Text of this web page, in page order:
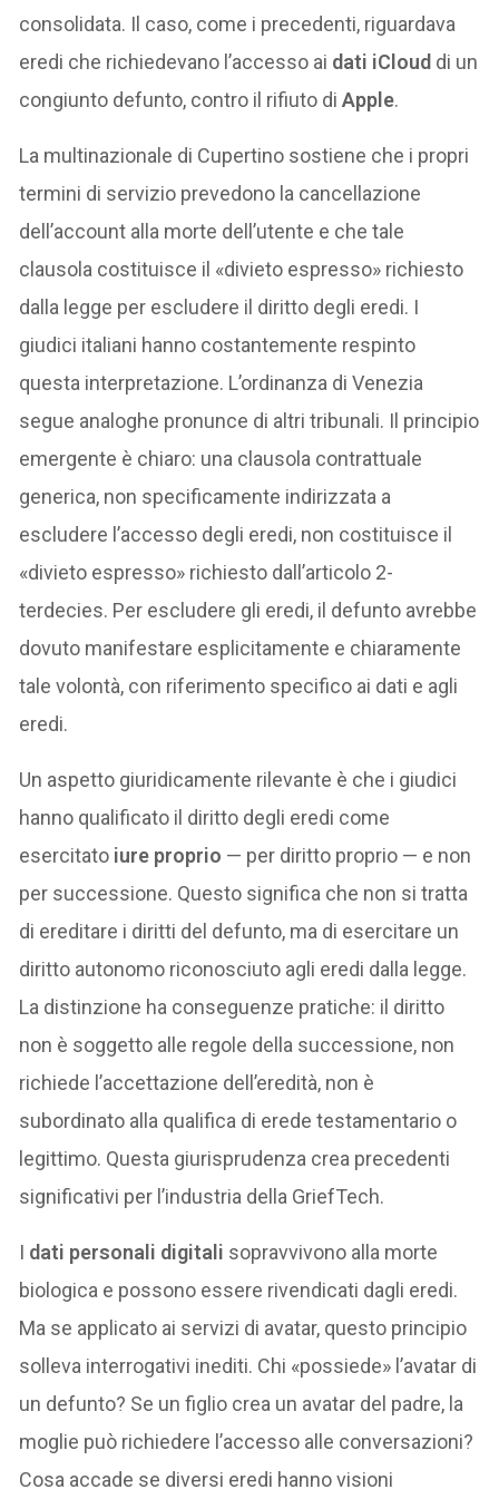
consolidata. Il caso, come i precedenti, riguardava
eredi che richiedevano l’accesso ai dati iCloud di un
congiunto defunto, contro il rifiuto diApple.
La multinazionale di Cupertino sostiene che i propri
termini di servizio prevedono la cancellazione
dell’account alla morte dell’utente e che tale
clausola costituisce il «divieto espresso» richiesto
dalla legge per escludere il diritto degli eredi. I
giudici italiani hanno costantemente respinto
questa interpretazione. L’ordinanza di Venezia
segue analoghe pronunce di altri tribunali. Il principio
emergente è chiaro: una clausola contrattuale
generica, non specificamente indirizzata a
escludere l’accesso degli eredi, non costituisce il
«divieto espresso» richiesto dall’articolo 2-
terdecies. Per escludere gli eredi, il defunto avrebbe
dovuto manifestare esplicitamente e chiaramente
tale volontà, con riferimento specifico ai dati e agli
eredi.
Un aspetto giuridicamente rilevante è che i giudici
hanno qualificato il diritto degli eredi come
esercitato iure proprio — per diritto proprio — e non
per successione. Questo significa che non si tratta
di ereditare i diritti del defunto, ma di esercitare un
diritto autonomo riconosciuto agli eredi dalla legge.
La distinzione ha conseguenze pratiche: il diritto
non è soggetto alle regole della successione, non
richiede l’accettazione dell’eredità, non è
subordinato alla qualifica di erede testamentario o
legittimo. Questa giurisprudenza crea precedenti
significativi per l’industria della GriefTech.
I dati personali digitali sopravvivono alla morte
biologica e possono essere rivendicati dagli eredi.
Ma se applicato ai servizi di avatar, questo principio
solleva interrogativi inediti. Chi «possiede» l’avatar di
un defunto? Se un figlio crea un avatar del padre, la
moglie può richiedere l’accesso alle conversazioni?
Cosa accade se diversi eredi hanno visioni